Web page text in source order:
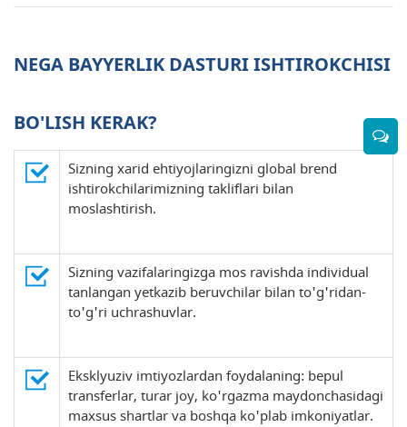
NEGA BAYYERLIK DASTURI ISHTIROKCHISI
BO'LISH KERAK?
Sizning xarid ehtiyojlaringizni global brend
ishtirokchilarimizning takliflari bilan
moslashtirish.
Sizning vazifalaringizga mos ravishda individual
tanlangan yetkazib beruvchilar bilan to'g'ridan-
to'g'ri uchrashuvlar.
Eksklyuziv imtiyozlardan foydalaning: bepul
transferlar, turar joy, ko'rgazma maydonchasidagi
maxsus shartlar va boshqa ko'plab imkoniyatlar.